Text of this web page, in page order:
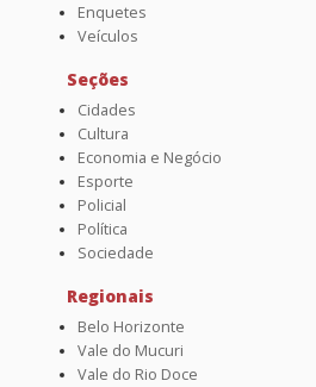
Enquetes
Veículos
Seções
Cidades
Cultura
Economia e Negócio
Esporte
Policial
Política
Sociedade
Regionais
Belo Horizonte
Vale do Mucuri
Vale do Rio Doce